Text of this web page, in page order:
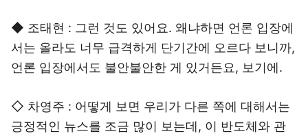
◆ 조태현 : 그런 것도 있어요. 왜냐하면 언론 입장에
서는 올라도 너무 급격하게 단기간에 오르다 보니까,
언론 입장에서도 불안불안한 게 있거든요, 보기에.
◇ 차영주 : 어떻게 보면 우리가 다른 쪽에 대해서는
긍정적인 뉴스를 조금 많이 보는데, 이 반도체와 관